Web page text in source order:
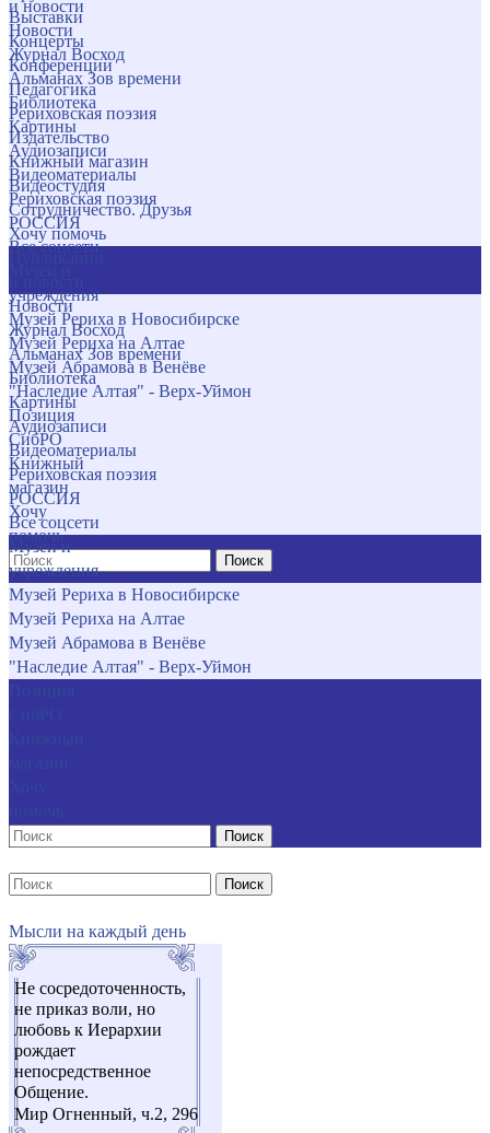
и новости
Новости
Журнал Восход
Альманах Зов времени
Библиотека
Картины
Аудиозаписи
Видеоматериалы
Рериховская поэзия
РОССИЯ
Все соцсети
учреждения
Музей Рериха в Новосибирске
Музей Рериха на Алтае
Музей Абрамова в Венёве
"Наследие Алтая" - Верх-Уймон
Позиция
СибРО
Книжный
магазин
Хочу
помочь
Поиск
Выставки
Концерты
Конференции
Педагогика
Рериховская поэзия
Издательство
Книжный магазин
Видеостудия
Сотрудничество. Друзья
Хочу помочь
Новости
Журнал Восход
Альманах Зов времени
Библиотека
Картины
Аудиозаписи
Видеоматериалы
Рериховская поэзия
РОССИЯ
Все соцсети
Музеи и
учреждения
Музей Рериха в Новосибирске
Музей Рериха на Алтае
Музей Абрамова в Венёве
"Наследие Алтая" - Верх-Уймон
Поиск
Поиск
Мысли на каждый день
Не сосредоточенность,
не приказ воли, но
любовь к Иерархии
рождает
непосредственное
Общение.
Мир Огненный, ч.2, 296